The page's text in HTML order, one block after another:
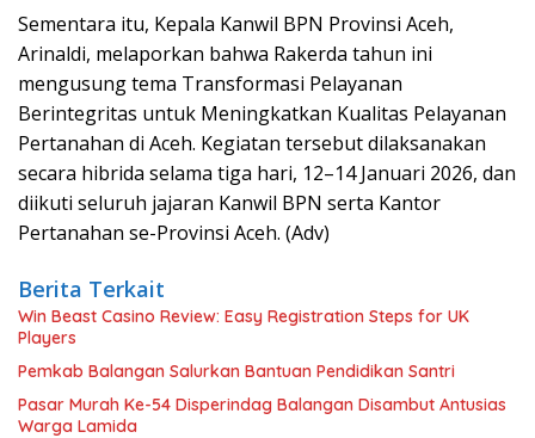
Sementara itu, Kepala Kanwil BPN Provinsi Aceh,
Arinaldi, melaporkan bahwa Rakerda tahun ini
mengusung tema Transformasi Pelayanan
Berintegritas untuk Meningkatkan Kualitas Pelayanan
Pertanahan di Aceh. Kegiatan tersebut dilaksanakan
secara hibrida selama tiga hari, 12–14 Januari 2026, dan
diikuti seluruh jajaran Kanwil BPN serta Kantor
Pertanahan se-Provinsi Aceh. (Adv)
Berita Terkait
Win Beast Casino Review: Easy Registration Steps for UK
Players
Pemkab Balangan Salurkan Bantuan Pendidikan Santri
Pasar Murah Ke-54 Disperindag Balangan Disambut Antusias
Warga Lamida